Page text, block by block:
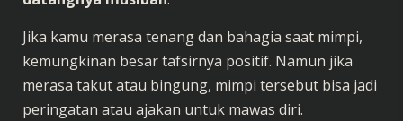
Jika kamu merasa tenang dan bahagia saat mimpi,
kemungkinan besar tafsirnya positif. Namun jika
merasa takut atau bingung, mimpi tersebut bisa jadi
peringatan atau ajakan untuk mawas diri.